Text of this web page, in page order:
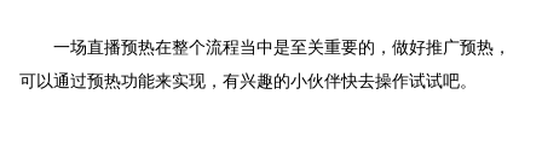
一场直播预热在整个流程当中是至关重要的，做好推广预热，
可以通过预热功能来实现，有兴趣的小伙伴快去操作试试吧。